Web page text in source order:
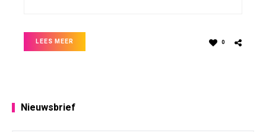
LEES MEER 0
Nieuwsbrief